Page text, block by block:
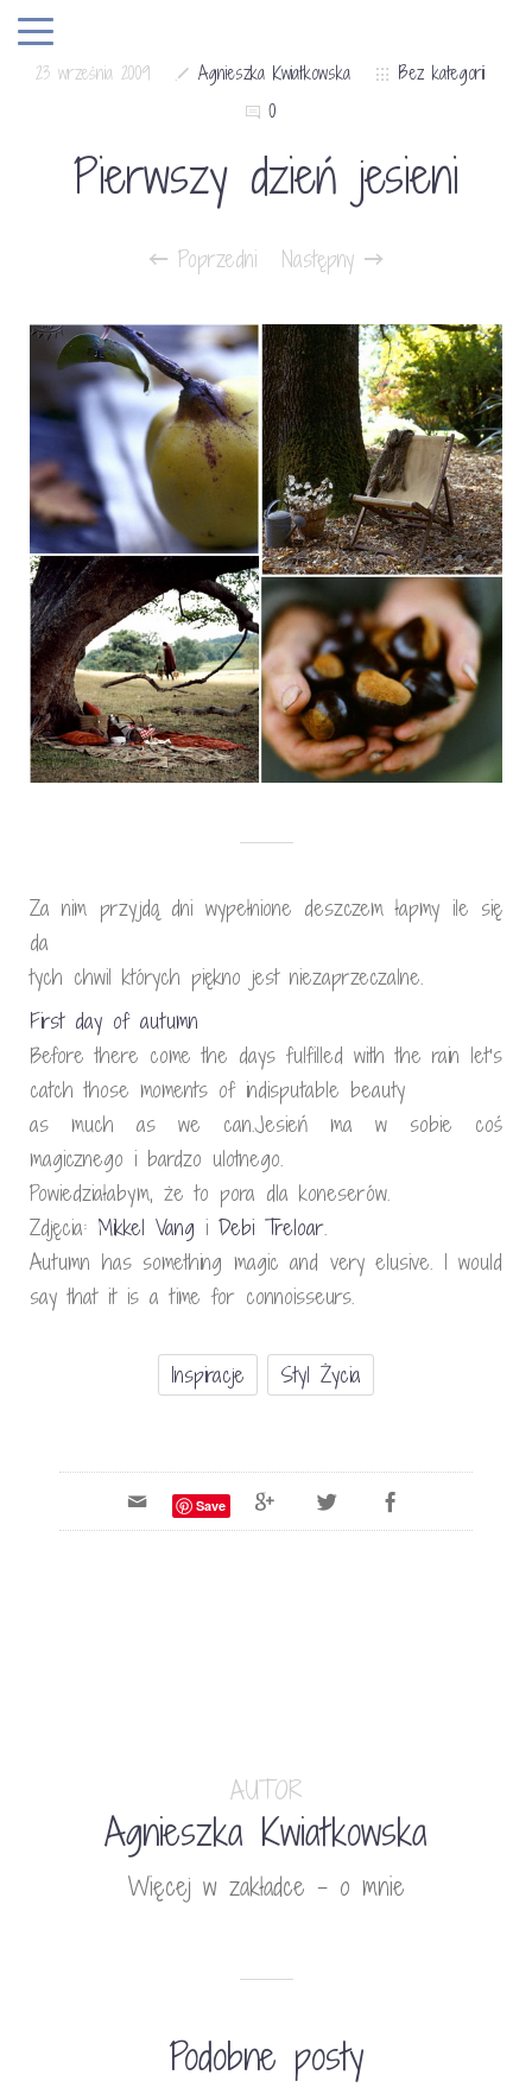
23 września 2009 Agnieszka Kwiatkowska
Bez kategorii
0
Pierwszy dzień jesieni
Poprzedni Następny
Za nim przyjdą dni wypełnione deszczem łapmy ile się
da
tych chwil których piękno jest niezaprzeczalne.
First day of autumn
Before there come the days fulfilled with the rain let’s
catch those moments of indisputable beauty
as much as we can.Jesień ma w sobie coś
magicznego i bardzo ulotnego.
Powiedziałabym, że to pora dla koneserów.
Zdjęcia: Mikkel Vang i Debi Treloar.
Autumn has something magic and very elusive. I would
say that it is a time for connoisseurs.
Inspiracje Styl Życia
Save
AUTOR
Agnieszka Kwiatkowska
Więcej w zakładce - o mnie
Podobne posty